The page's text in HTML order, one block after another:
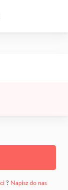
? Napisz do nas